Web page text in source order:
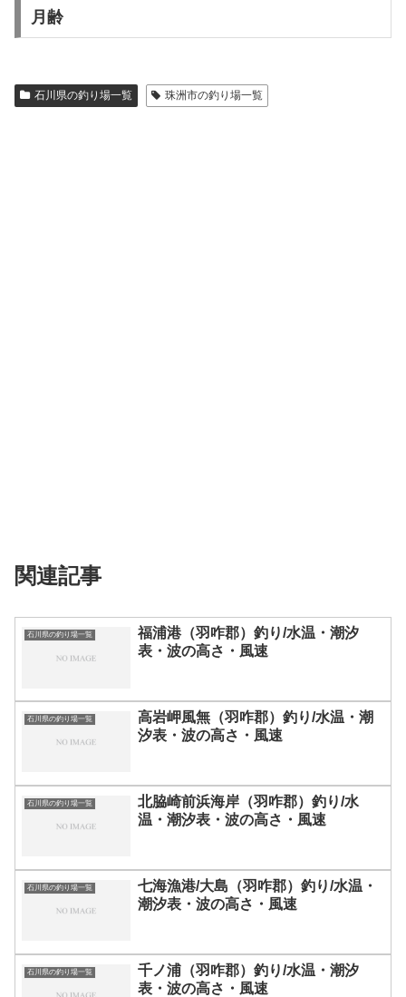
月齢
石川県の釣り場一覧 珠洲市の釣り場一覧
関連記事
石川県の釣り場一覧
福浦港（羽咋郡）釣り/水温・潮汐
表・波の高さ・風速
石川県の釣り場一覧
高岩岬風無（羽咋郡）釣り/水温・潮
汐表・波の高さ・風速
石川県の釣り場一覧
北脇崎前浜海岸（羽咋郡）釣り/水
温・潮汐表・波の高さ・風速
石川県の釣り場一覧
七海漁港/大島（羽咋郡）釣り/水温・
潮汐表・波の高さ・風速
石川県の釣り場一覧
千ノ浦（羽咋郡）釣り/水温・潮汐
表・波の高さ・風速